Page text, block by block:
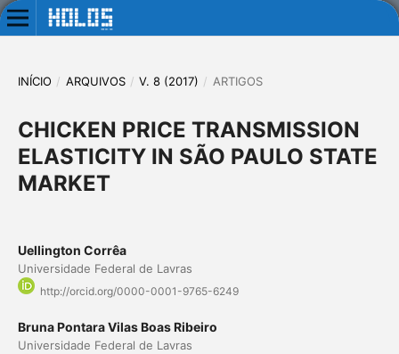
INÍCIO / ARQUIVOS / V. 8 (2017) / ARTIGOS
CHICKEN PRICE TRANSMISSION
ELASTICITY IN SÃO PAULO STATE
MARKET
Uellington Corrêa
Universidade Federal de Lavras
http://orcid.org/0000-0001-9765-6249
Bruna Pontara Vilas Boas Ribeiro
Universidade Federal de Lavras